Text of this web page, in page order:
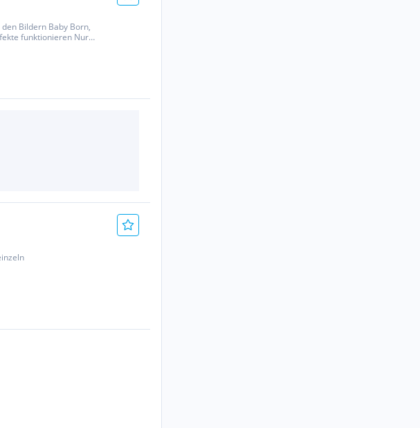
Bildern Baby Born,
funktionieren Nur